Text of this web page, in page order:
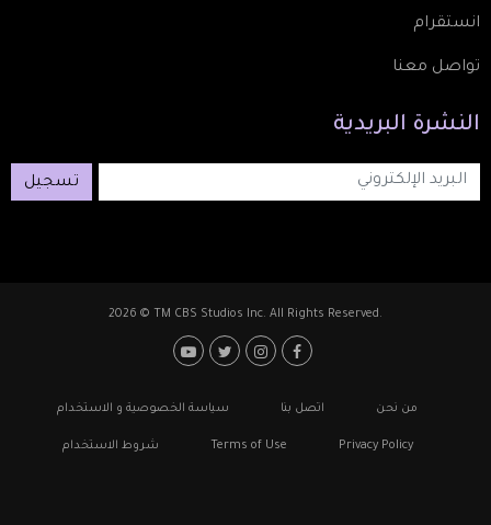
انستقرام
تواصل معنا
النشرة البريدية
تسجيل
2026 © TM CBS Studios Inc. All Rights Reserved.
Footer: Social Media
Footerمن نحن اتصل بنا سياسة الخصوصية و الاستخدام
Privacy Policy
Terms of Use شروط الاستخدام